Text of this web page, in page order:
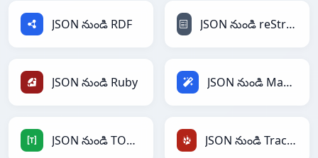
JSON నుండి RDF JSON నుండి reStructuredText
JSON నుండి Ruby JSON నుండి Magic
JSON నుండి TOML JSON నుండి TracWiki